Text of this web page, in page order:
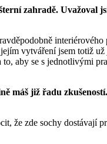
zahradě. Uvažoval
vytváření jsem totiž
aby se s jednotlivými
máš již řadu
že zde sochy dostávají